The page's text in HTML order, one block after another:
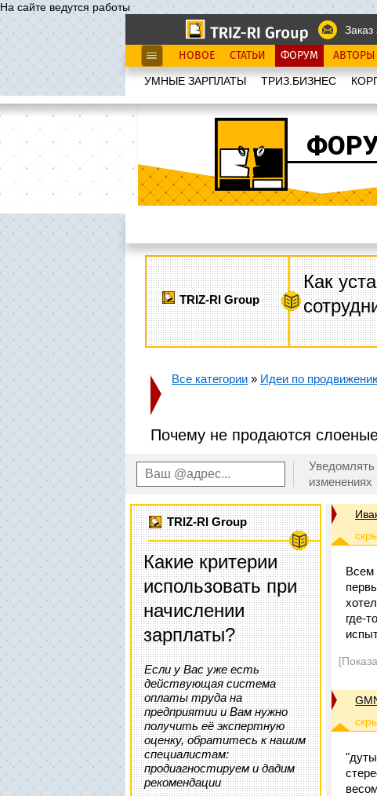
На сайте ведутся работы
Заказ
НОВОЕ СТАТЬИ ФОРУМ АВТОРЫ
УМНЫЕ ЗАРПЛАТЫ ТРИЗ.БИЗНЕС
TRIZ-RI Group
Как
Все категории » Идеи по
Почему не продаются
Уведомлять
изменениях
TRIZ-RI Group
Какие критерии
использовать при
начислении
зарплаты?
Если у Вас уже есть
действующая система
оплаты труда на
предприятии и Вам нужно
получить её экспертную
оценку, обратитесь к нашим
специалистам:
продиагностируем и дадим
рекомендации
Всем
где-